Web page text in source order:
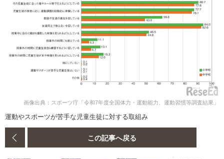
画像出典：スポーツ庁「令和7年度全国体力・運動能力、運動習慣等調査結果」
運動やスポーツが苦手な児童生徒に対する取組み
この記事へ戻る